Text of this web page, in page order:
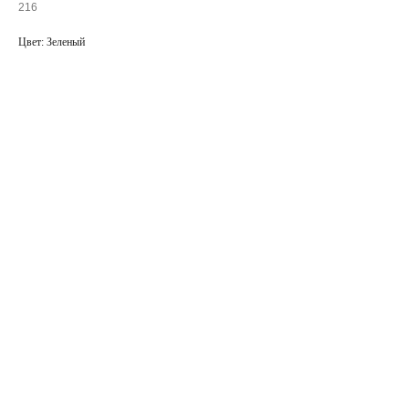
216
Цвет: Зеленый